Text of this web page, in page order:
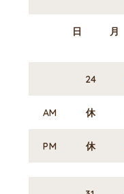
日 月
24
AM 休
PM 休